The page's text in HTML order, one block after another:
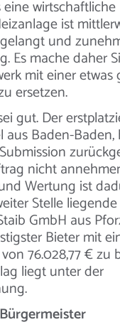
eine
ist
und
Es mache daher
mit einer etwas
ersetzen.
gut. Der
aus Baden-
nicht
Wertung ist
Stelle
GmbH aus
Bieter mit
76.028,77 € zu
liegt unter der